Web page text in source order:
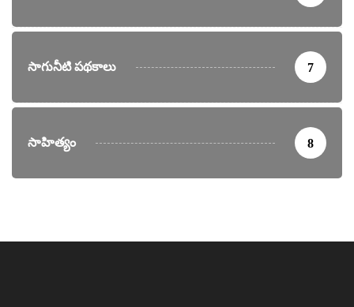
సాగునీటి పథకాలు 7
సాహిత్యం 8